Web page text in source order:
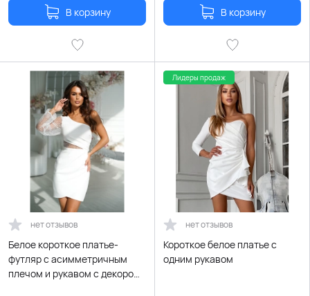
В корзину В корзину
нет отзывов
Белое короткое платье-
футляр с асимметричным
плечом и рукавом с декором
Лидеры продаж
нет отзывов
Короткое белое платье с
одним рукавом